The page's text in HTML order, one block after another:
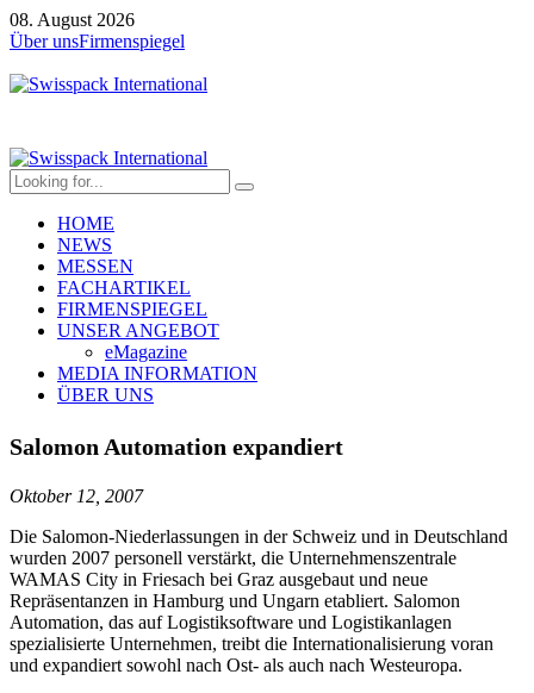
08. August 2026
Über unsFirmenspiegel
HOME
NEWS
MESSEN
FACHARTIKEL
FIRMENSPIEGEL
UNSER ANGEBOT
eMagazine
MEDIA INFORMATION
ÜBER UNS
Salomon Automation expandiert
Oktober 12, 2007
Die Salomon-Niederlassungen in der Schweiz und in Deutschland
wurden 2007 personell verstärkt, die Unternehmenszentrale
WAMAS City in Friesach bei Graz ausgebaut und neue
Repräsentanzen in Hamburg und Ungarn etabliert. Salomon
Automation, das auf Logistiksoftware und Logistikanlagen
spezialisierte Unternehmen, treibt die Internationalisierung voran
und expandiert sowohl nach Ost- als auch nach Westeuropa.